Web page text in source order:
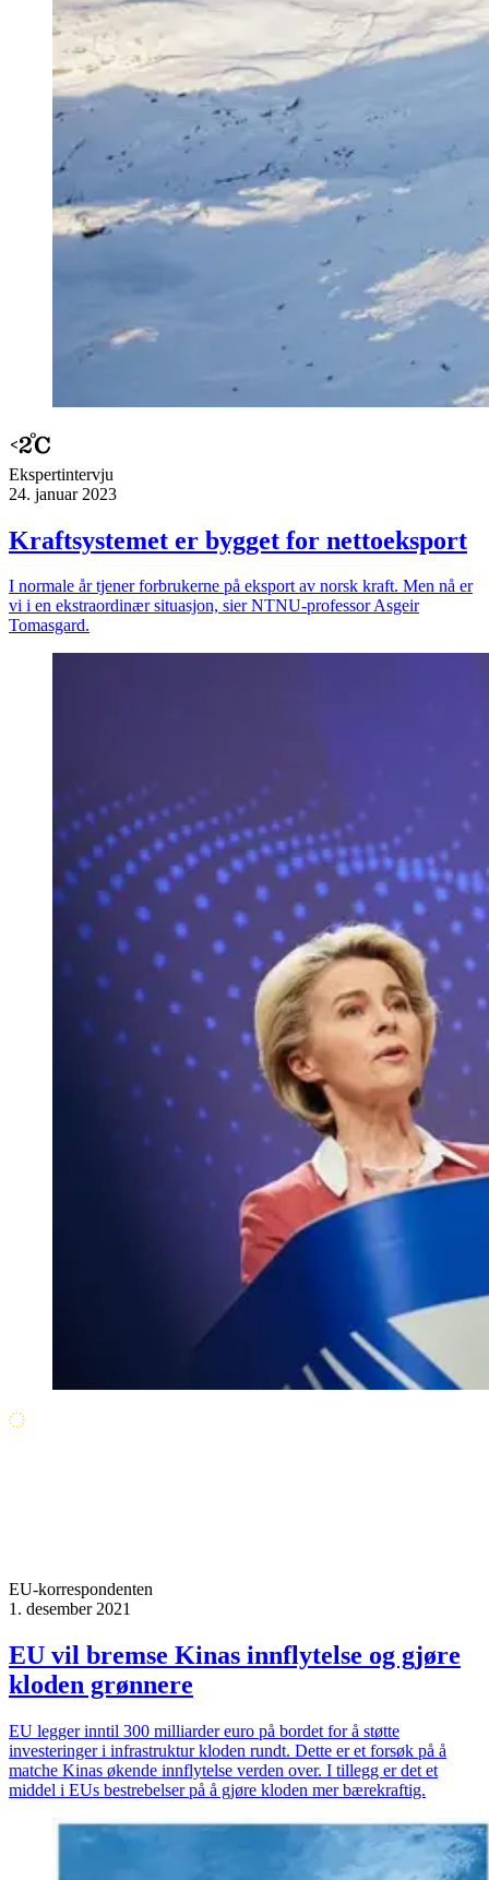
Ekspert­intervju
24. januar 2023
Kraftsystemet er bygget for nettoeksport
I normale år tjener forbrukerne på eksport av norsk kraft. Men nå er
vi i en ekstraordinær situasjon, sier NTNU-professor Asgeir
Tomasgard.
EU-korrespondenten
1. desember 2021
EU vil bremse Kinas innflytelse og gjøre
kloden grønnere
EU legger inntil 300 milliarder euro på bordet for å støtte
investeringer i infrastruktur kloden rundt. Dette er et forsøk på å
matche Kinas økende innflytelse verden over. I tillegg er det et
middel i EUs bestrebelser på å gjøre kloden mer bærekraftig.